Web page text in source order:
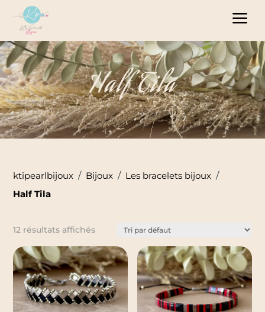
Panneau de gestion des cookies a
Half Tila
ktipearlbijoux / Bijoux / Les bracelets bijoux /
Half Tila
12 résultats affichés